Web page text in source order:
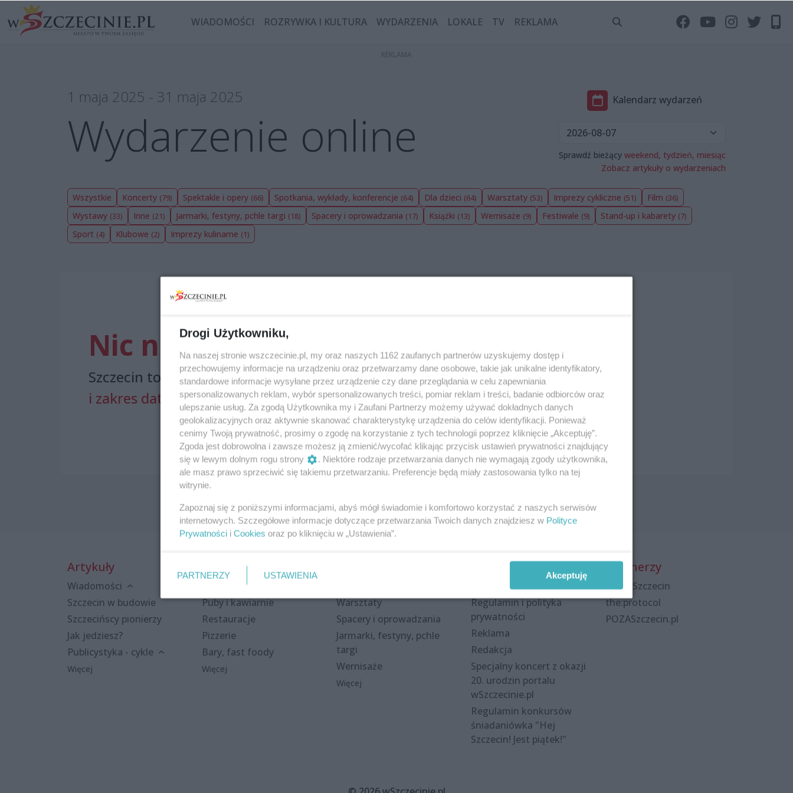
WIADOMOŚCI ROZRYWKA I KULTURA WYDARZENIA LOKALE TV REKLAMA
1 maja 2025 - 31 maja 2025
Wydarzenie online
Kalendarz wydarzeń
Sprawdź bieżący weekend, tydzień, miesiąc
Zobacz artykuły o wydarzeniach
Wszystkie Koncerty (79) Spektakle i opery (66) Spotkania, wykłady, konferencje (64) Dla dzieci (64) Warsztaty (53) Imprezy cykliczne (51) Film (36)
Wystawy (33) Inne (21) Jarmarki, festyny, pchle targi (18) Spacery i oprowadzania (17) Książki (13) Wernisaże (9) Festiwale (9) Stand-up i kabarety (7)
Sport (4) Klubowe (2) Imprezy kulinarne (1)
Nic nie znaleziono?
Szczecin to miasto pełne wydarzeń - spróbujzmienić kategorię
i zakres dat
Artykuły
Wiadomości
Szczecin w budowie
Szczecińscy pionierzy
Jak jedziesz?
Publicystyka - cykle
Więcej
Kluby i dyskoteki
Puby i kawiarnie
Restauracje
Pizzerie
Bary, fast foody
Więcej
Warsztaty
Spacery i oprowadzania
Jarmarki, festyny, pchle
targi
Wernisaże
Więcej
Redakcja
Regulamin i polityka
prywatności
Reklama
Redakcja
Specjalny koncert z okazji
20. urodzin portalu
wSzczecinie.pl
Regulamin konkursów
śniadaniówka "Hej
Szczecin! Jest piątek!"
Partnerzy
Praca Szczecin
the:protocol
POZASzczecin.pl
Drogi Użytkowniku,
Na naszej stronie wszczecinie.pl, my oraz naszych 1162 zaufanych partnerów uzyskujemy dostęp i
przechowujemy informacje na urządzeniu oraz przetwarzamy dane osobowe, takie jak unikalne identyfikatory,
standardowe informacje wysyłane przez urządzenie czy dane przeglądania w celu zapewniania
spersonalizowanych reklam, wybór spersonalizowanych treści, pomiar reklam i treści, badanie odbiorców oraz
ulepszanie usług. Za zgodą Użytkownika my i Zaufani Partnerzy możemy używać dokładnych danych
geolokalizacyjnych oraz aktywnie skanować charakterystykę urządzenia do celów identyfikacji. Ponieważ
cenimy Twoją prywatność, prosimy o zgodę na korzystanie z tych technologii poprzez kliknięcie „Akceptuję”.
Zgoda jest dobrowolna i zawsze możesz ją zmienić/wycofać klikając przycisk ustawień prywatności znajdujący
się w lewym dolnym rogu strony
. Niektóre rodzaje przetwarzania danych nie wymagają zgody użytkownika,
ale masz prawo sprzeciwić się takiemu przetwarzaniu. Preferencje będą miały zastosowania tylko na tej
witrynie.
Zapoznaj się z poniższymi informacjami, abyś mógł świadomie i komfortowo korzystać z naszych serwisów
internetowych. Szczegółowe informacje dotyczące przetwarzania Twoich danych znajdziesz w Polityce
Prywatności i Cookies oraz po kliknięciu w „Ustawienia”.
PARTNERZY USTAWIENIA Akceptuję